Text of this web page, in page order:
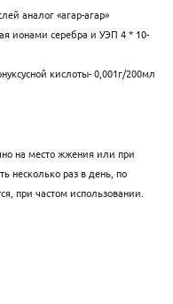
аналог «агар-агар»
ионами серебра и УЭП 4 * 10-
кислоты- 0,001г/200мл
на место жжения или при
несколько раз в день, по
при частом использовании.